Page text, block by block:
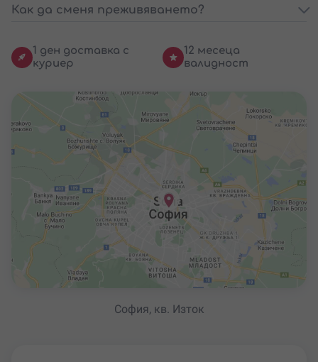
Как да сменя преживяването?
1 ден доставка с
куриер
12 месеца
валидност
София, кв. Изток